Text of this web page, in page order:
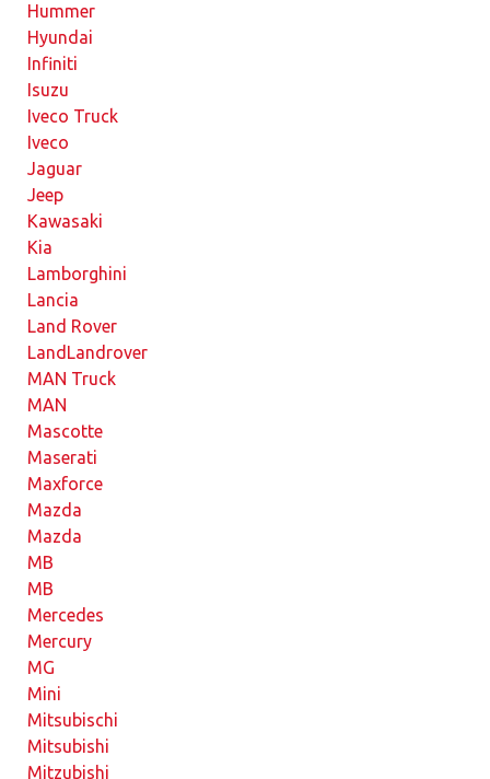
Hummer
Hyundai
Infiniti
Isuzu
Iveco Truck
Iveco
Jaguar
Jeep
Kawasaki
Kia
Lamborghini
Lancia
Land Rover
Land Landrover
MAN Truck
MAN
Mascotte
Maserati
Maxforce
Mazda
Mazda
MB
MB
Mercedes
Mercury
MG
Mini
Mitsubischi
Mitsubishi
Mitzubishi